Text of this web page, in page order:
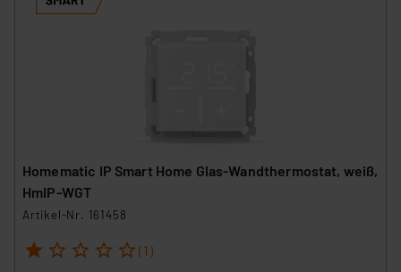
Homematic IP Smart Home Glas-Wandthermostat, weiß,
HmIP-WGT
Artikel-Nr. 161458
1 2 3 4 5 (1)